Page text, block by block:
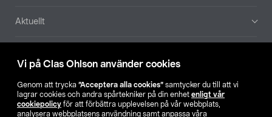
Vi på Clas Ohlson använder cookies
Genom att trycka ”Acceptera alla cookies” samtycker du till att vi
lagrar cookies och andra spårtekniker på din enhet enligt vår
cookiepolicy för att förbättra upplevelsen på vår webbplats,
analysera webbplatsens användning samt anpassa våra
Aktuellt
Hitta butik
SE NO FI